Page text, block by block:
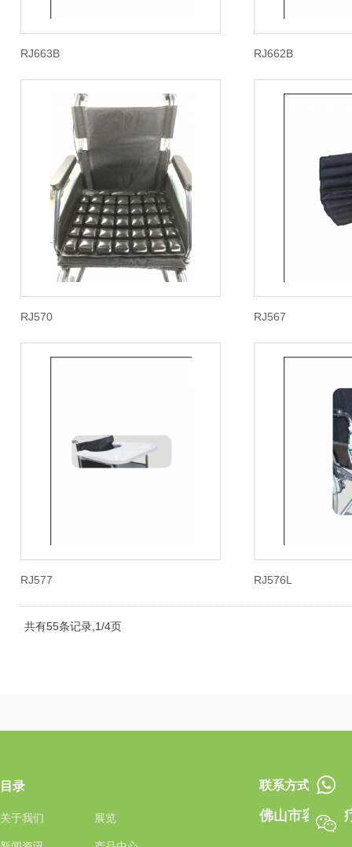
RJ663B RJ662B
RJ570 RJ567
RJ577 RJ576L
共有55条记录,1/4页
目录
关于我们 展览
联系方式
佛山市容骏医